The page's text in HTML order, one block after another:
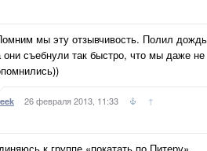
мы эту отзывчивость. Полил
они съебнули так быстро, что мы даже не
26 февраля 2013, 11:33 ↑